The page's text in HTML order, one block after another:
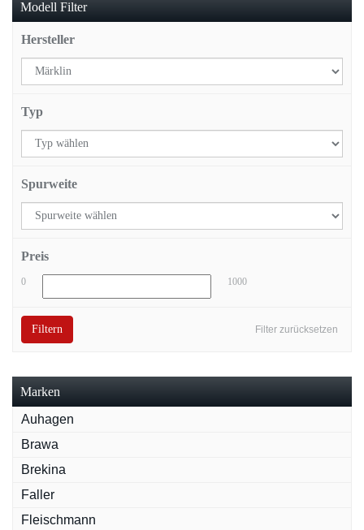
Modell Filter
Hersteller
Typ
Spurweite
Preis
0 1000
Filter zurücksetzen
Filtern
Marken
Auhagen
Brawa
Brekina
Faller
Fleischmann